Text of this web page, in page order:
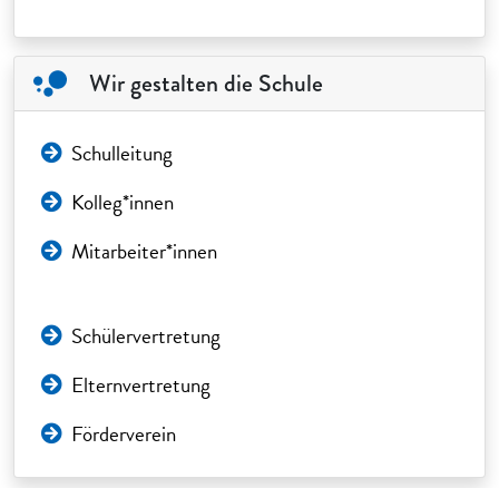
Wir gestalten die Schule
Schulleitung
Kolleg*innen
Mitarbeiter*innen
Schülervertretung
Elternvertretung
Förderverein